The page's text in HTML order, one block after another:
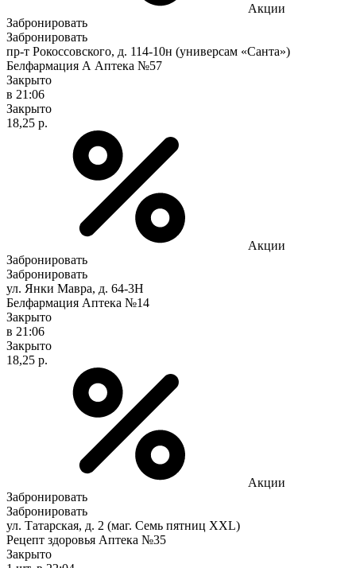
Акции
Забронировать
Забронировать
пр-т Рокоссовского, д. 114-10н (универсам «Санта»)
Белфармация А Аптека №57
Закрыто
в 21:06
Закрыто
18,25 р.
Акции
Забронировать
Забронировать
ул. Янки Мавра, д. 64-3Н
Белфармация Аптека №14
Закрыто
в 21:06
Закрыто
18,25 р.
Акции
Забронировать
Забронировать
ул. Татарская, д. 2 (маг. Семь пятниц XXL)
Рецепт здоровья Аптека №35
Закрыто